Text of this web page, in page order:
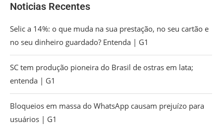
Noticias Recentes
Selic a 14%: o que muda na sua prestação, no seu cartão e
no seu dinheiro guardado? Entenda | G1
SC tem produção pioneira do Brasil de ostras em lata;
entenda | G1
Bloqueios em massa do WhatsApp causam prejuízo para
usuários | G1